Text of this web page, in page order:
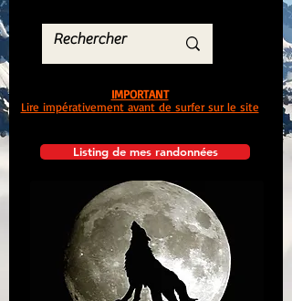
Listing de mes randonnées
IMPORTANT
Lire impérativement avant de surfer sur le site